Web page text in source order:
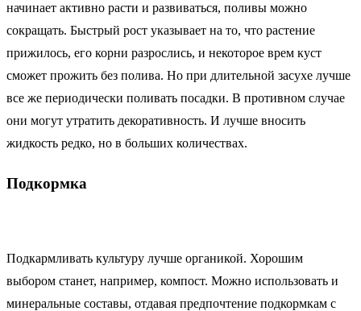
начинает активно расти и развиваться, поливы можно
сокращать. Быстрый рост указывает на то, что растение
прижилось, его корни разрослись, и некоторое врем куст
сможет прожить без полива. Но при длительной засухе лучше
все же периодически поливать посадки. В противном случае
они могут утратить декоративность. И лучше вносить
жидкость редко, но в больших количествах.
Подкормка
Подкармливать культуру лучше органикой. Хорошим
выбором станет, например, компост. Можно использовать и
минеральные составы, отдавая предпочтение подкормкам с